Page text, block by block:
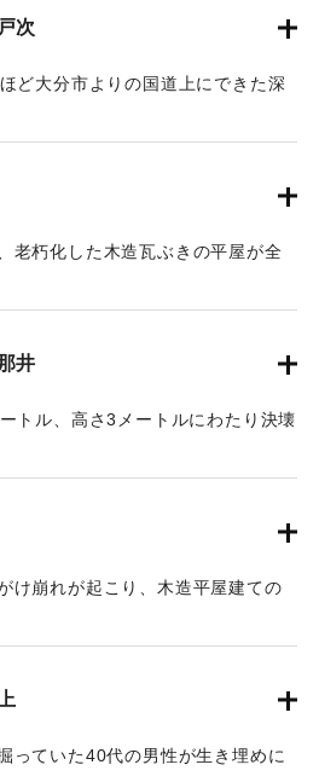
次
ど大分市よりの国道上にできた深
年8月9日朝刊1面】
老朽化した木造瓦ぶきの平屋が全
年8月8日夕刊3面】
井
トル、高さ3メートルにわたり決壊
年8月8日夕刊1面】
け崩れが起こり、木造平屋建ての
たが付近の人に助け出され無事だ
年8月10日朝刊5面】
っていた40代の男性が生き埋めに